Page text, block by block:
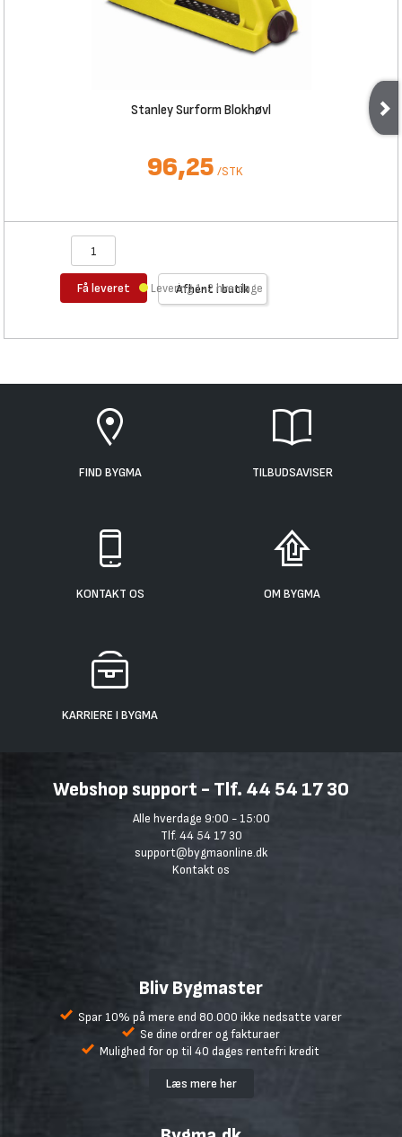
Stanley Surform Blokhøvl
96,25 /STK
Få leveret Afhent i butik
Levering 1-2 hverdage
FIND BYGMA TILBUDSAVISER
KONTAKT OS OM BYGMA
KARRIERE I BYGMA
Webshop support - Tlf. 44 54 17 30
Alle hverdage 9:00 - 15:00
Tlf. 44 54 17 30
support@bygmaonline.dk
Kontakt os
Bliv Bygmaster
Spar 10% på mere end 80.000 ikke nedsatte varer
Se dine ordrer og fakturaer
Mulighed for op til 40 dages rentefri kredit
Læs mere her